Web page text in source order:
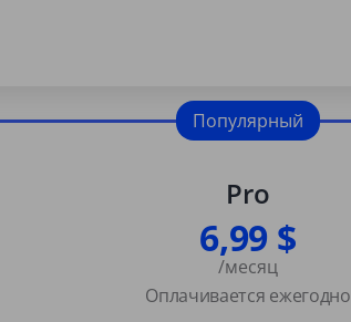
Pro
6,99 $
/месяц
Оплачивается ежегодно
Популярный